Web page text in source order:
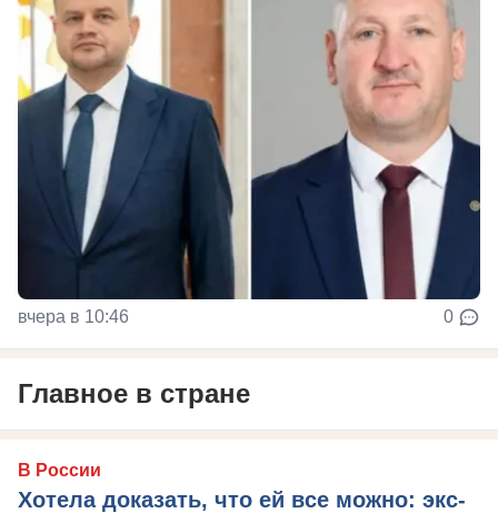
вчера в 10:46 0
Главное в стране
В России
Хотела доказать, что ей все можно: экс-